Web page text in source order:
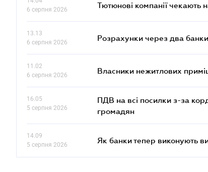
6 серпня 2026
Тютюнові компанії чекають
13.13
6 серпня 2026
Розрахунки через два
11.02
6 серпня 2026
Власники нежитлових
16.05
5 серпня 2026
ПДВ на всі посилки з-за
громадян
14.09
5 серпня 2026
Як банки тепер виконують